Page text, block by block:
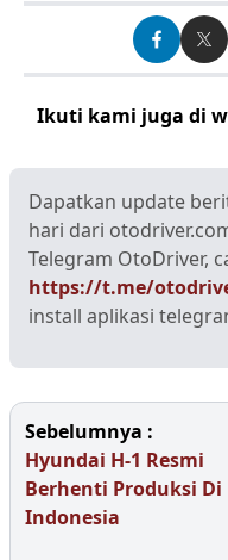
Ikuti kami juga di
Dapatkan update
hari dari
Telegram OtoDriver,
https://t.me/
install aplikasi
Sebelumnya :
Hyundai H-1 Resmi
Berhenti Produksi Di
Indonesia